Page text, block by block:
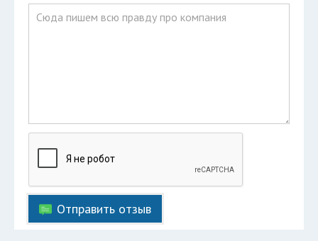
Отправить отзыв